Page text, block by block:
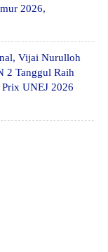
2026,
Vijai Nurulloh
2 Tanggul Raih
UNEJ 2026